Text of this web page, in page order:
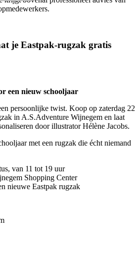
je Eastpak-rugzak gratis
een nieuw schooljaar
persoonlijke twist. Koop op zaterdag 22
in A.S.Adventure Wijnegem en laat
door illustrator Hélène Jacobs.
met een rugzak die écht niemand
van 11 tot 19 uur
Shopping Center
nieuwe Eastpak rugzak